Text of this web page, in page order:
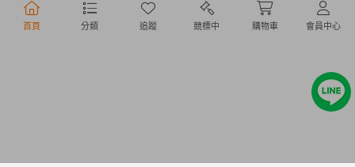
首頁 分類 追蹤 競標中 購物車 會員中心
行動購物